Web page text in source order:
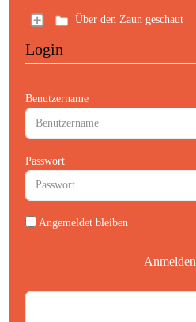
Über den Zaun geschaut
Login
Benutzername
Passwort
Angemeldet bleiben
Anmelden